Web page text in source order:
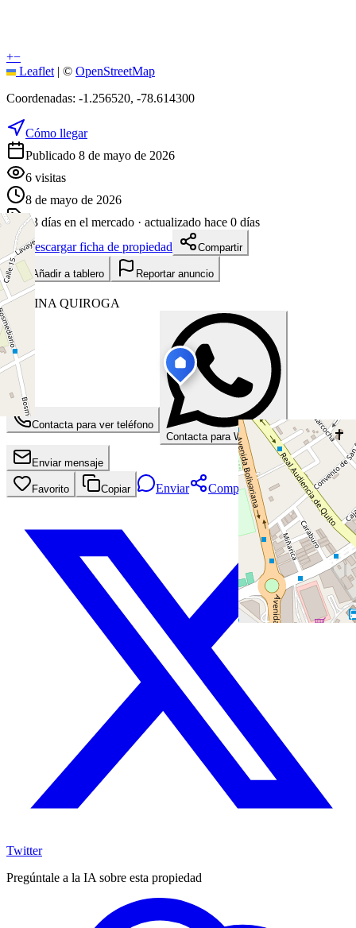
+−
Leaflet | © OpenStreetMap
Coordenadas: -1.256520, -78.614300
Cómo llegar
Publicado 8 de mayo de 2026
6 visitas
8 de mayo de 2026
93 días en el mercado · actualizado hace 0 días
Descargar ficha de propiedad
Compartir
Añadir a tablero Reportar anuncio
K
KARINA QUIROGA
Contacta para ver teléfono
Contacta para WhatsApp
Enviar mensaje
Favorito Copiar Enviar Compartir
Twitter
Pregúntale a la IA sobre esta propiedad